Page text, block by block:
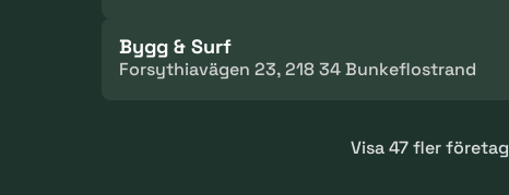
Bygg & Surf
Forsythiavägen 23, 218 34 Bunkeflostrand
Visa 47 fler företag